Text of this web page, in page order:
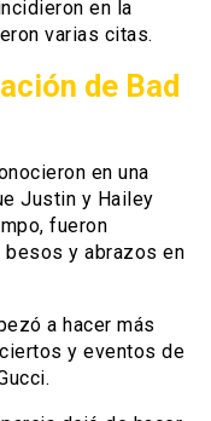
en la
varias citas.
de Bad
en una
Justin y Hailey
fueron
y abrazos en
a hacer más
y eventos de